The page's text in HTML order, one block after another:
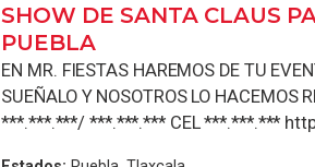
SHOW DE SANTA CLAUS
PUEBLA
EN MR. FIESTAS HAREMOS DE TU
SUEÑALO Y NOSOTROS LO HACEMOS
***.***.***/ ***.***.*** CEL ***.***.***